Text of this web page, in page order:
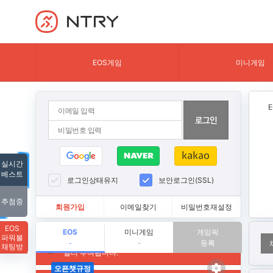
NTRY
EOS게임 미니게임
로그인상태유지 보안로그인(SSL)
회원가입 이메일찾기 비밀번호재설정
EOS
-
미니게임
-
게임픽
등록
실시간
베스트
추첨중
EOS
파워볼
채팅방